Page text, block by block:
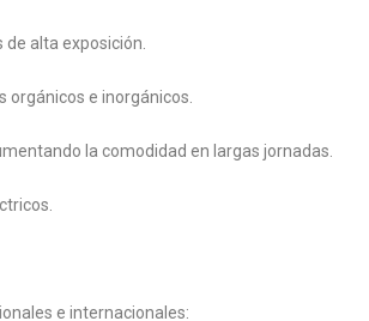
alta exposición.
orgánicos e inorgánicos.
la comodidad en largas jornadas.
e internacionales: